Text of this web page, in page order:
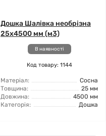
Дошка Шалівка необрізна
25x4500 мм (м3)
В наявності
Код товару: 1144
Матеріал:
Сосна
Товщина:
25 мм
Довжина:
4500 мм
Категорія:
Дошка